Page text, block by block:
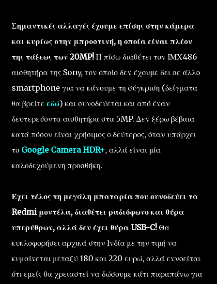
Σημαντικές αλλαγές έχουμε επίσης στην κάμερα
και κυρίως στην μπροστινή, η οποία είναι πλέον
της τάξεως των 20MP! Η πίσω διαθέτει τον ΙΜΧ486
αισθητήρα της Sony, τον οποίο δεν έχουμε δει σε άλλο
smartphone για να κάνουμε τη σύγκριση (δείγματα
θα βρείτε εδώ) και συνοδεύεται και από έναν
δευτερεύοντα αισθητήρα στα 5MP. Δεν ξέρω βέβαια
κατά πόσον είναι χρήσιμος ο δεύτερος, όταν υπάρχει
το Google Camera HDR+, αλλά είναι μία
καλοδεχούμενη προσθήκη.
Έχει τέλος τη μεγάλη μπαταρία που συνοδεύει τα
Redmi μοντέλα, διαθέτει ραδιόφωνο και θύρα
υπερύθρων, αλλά δεν έχει θύρα USB-C! Θα
κυκλοφορήσει αρχικά στην Ινδία με την τιμή να
κυμαίνεται μεταξύ 180 και 220 ευρώ, αλλά εννοείται
ότι εμείς θα χρειαστεί να δώσουμε κάτι παραπάνω για